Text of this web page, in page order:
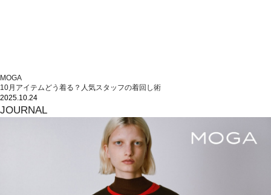
MOGA
10月アイテムどう着る？人気スタッフの着回し術
2025.10.24
JOURNAL